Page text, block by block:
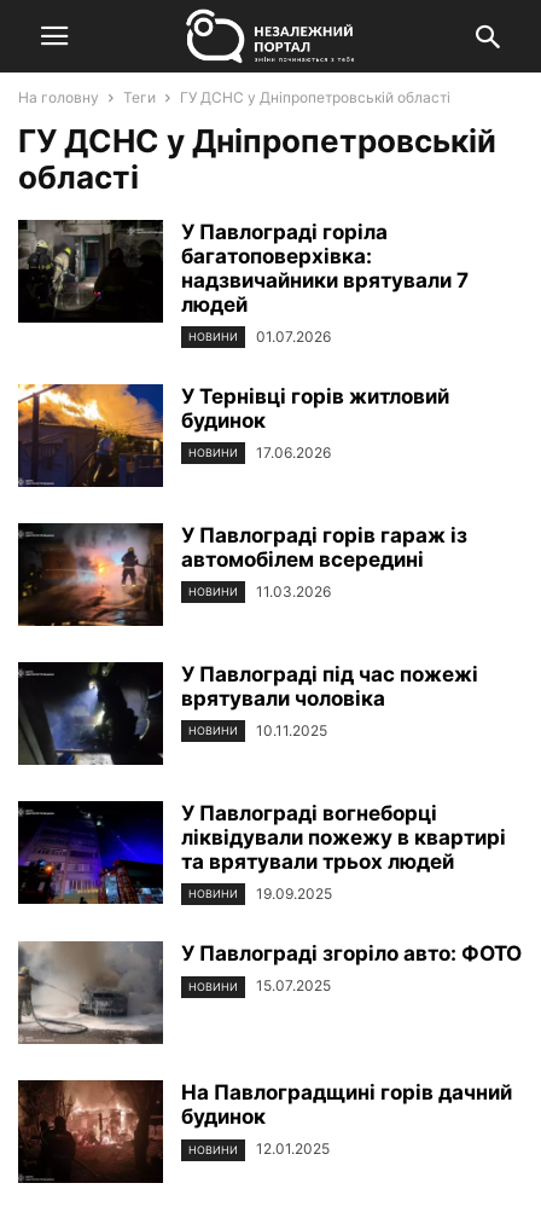
На головну Теги ГУ ДСНС у Дніпропетровській області
ГУ ДСНС у Дніпропетровській
області
У Павлограді горіла
багатоповерхівка:
надзвичайники врятували 7
людей
НОВИНИ 01.07.2026
У Тернівці горів житловий
будинок
НОВИНИ 17.06.2026
У Павлограді горів гараж із
автомобілем всередині
НОВИНИ 11.03.2026
У Павлограді під час пожежі
врятували чоловіка
НОВИНИ 10.11.2025
У Павлограді вогнеборці
ліквідували пожежу в квартирі
та врятували трьох людей
НОВИНИ 19.09.2025
У Павлограді згоріло авто: ФОТО
НОВИНИ 15.07.2025
На Павлоградщині горів дачний
будинок
НОВИНИ 12.01.2025